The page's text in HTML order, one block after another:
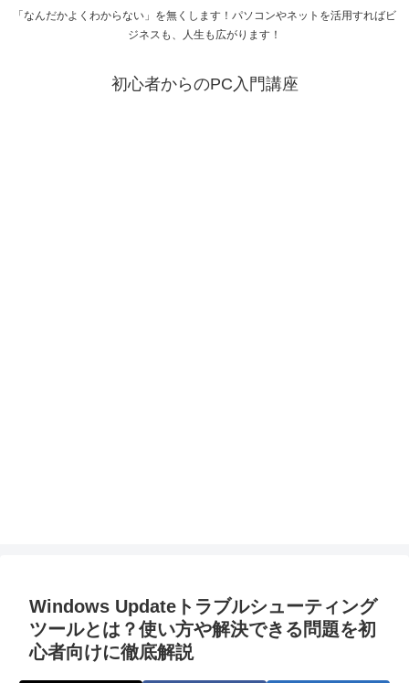
「なんだかよくわからない」を無くします！パソコンやネットを活用すればビ
ジネスも、人生も広がります！
初心者からのPC入門講座
Windows Updateトラブルシューティング
ツールとは？使い方や解決できる問題を初
心者向けに徹底解説